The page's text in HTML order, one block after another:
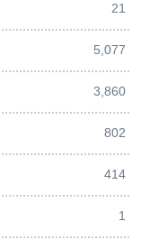
21
5,077
3,860
802
414
1